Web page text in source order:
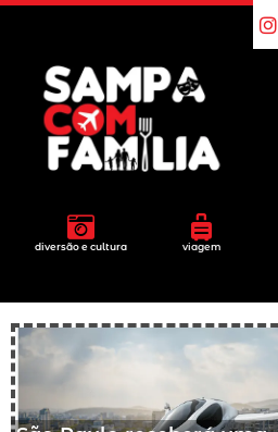
diversão e cultura viagem